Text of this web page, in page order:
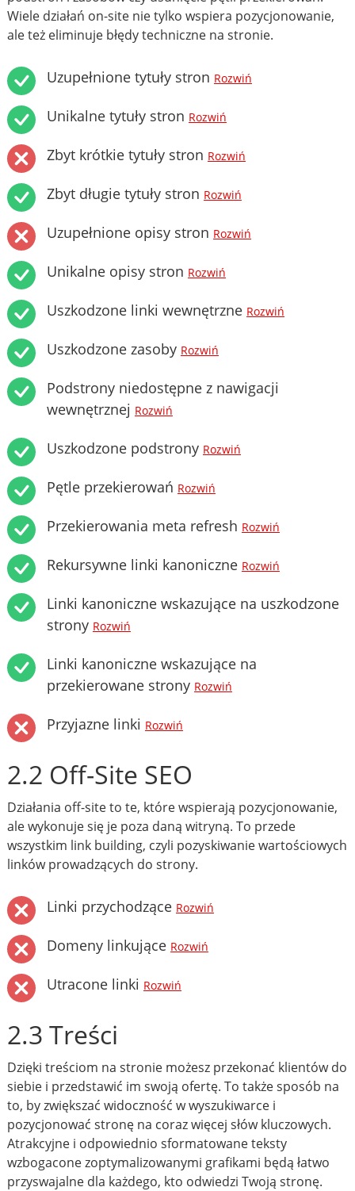
Wiele działań on-site nie tylko wspiera pozycjonowanie,
ale też eliminuje błędy techniczne na stronie.
Uzupełnione tytuły stron Rozwiń
Unikalne tytuły stron Rozwiń
Zbyt krótkie tytuły stron Rozwiń
Zbyt długie tytuły stron Rozwiń
Uzupełnione opisy stron Rozwiń
Unikalne opisy stron Rozwiń
Uszkodzone linki wewnętrzne Rozwiń
Uszkodzone zasoby Rozwiń
Podstrony niedostępne z nawigacji
wewnętrznej Rozwiń
Uszkodzone podstrony Rozwiń
Pętle przekierowań Rozwiń
Przekierowania meta refresh Rozwiń
Rekursywne linki kanoniczne Rozwiń
Linki kanoniczne wskazujące na uszkodzone
strony Rozwiń
Linki kanoniczne wskazujące na
przekierowane strony Rozwiń
Przyjazne linki Rozwiń
2.2 Off-Site SEO
Działania off-site to te, które wspierają pozycjonowanie,
ale wykonuje się je poza daną witryną. To przede
wszystkim link building, czyli pozyskiwanie wartościowych
linków prowadzących do strony.
Linki przychodzące Rozwiń
Domeny linkujące Rozwiń
Utracone linki Rozwiń
2.3 Treści
Dzięki treściom na stronie możesz przekonać klientów do
siebie i przedstawić im swoją ofertę. To także sposób na
to, by zwiększać widoczność w wyszukiwarce i
pozycjonować stronę na coraz więcej słów kluczowych.
Atrakcyjne i odpowiednio sformatowane teksty
wzbogacone zoptymalizowanymi grafikami będą łatwo
przyswajalne dla każdego, kto odwiedzi Twoją stronę.